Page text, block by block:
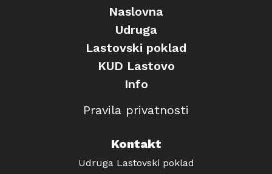
Naslovna
Udruga
Lastovski poklad
KUD Lastovo
Info
Pravila privatnosti
Kontakt
Udruga Lastovski poklad